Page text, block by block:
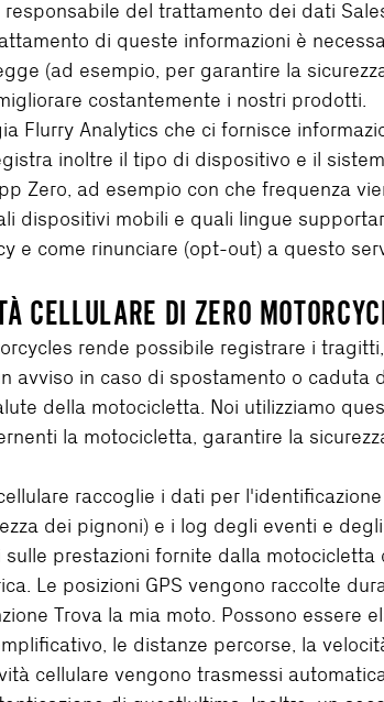
del trattamento dei dati
di queste informazioni è
(ad esempio, per garantire la
costantemente i nostri prodotti.
Flurry Analytics che ci fornisce
inoltre il tipo di dispositivo e il
Zero, ad esempio con che frequenza
dispositivi mobili e quali lingue
e come rinunciare (opt-out) a questo
CELLULARE DI ZERO
rende possibile registrare i
avviso in caso di spostamento o caduta
della motocicletta. Noi utilizziamo
la motocicletta, garantire la
raccoglie i dati per
dei pignoni) e i log degli eventi e
prestazioni fornite dalla
Le posizioni GPS vengono raccolte
Trova la mia moto. Possono essere
le distanze percorse, la
cellulare vengono trasmessi